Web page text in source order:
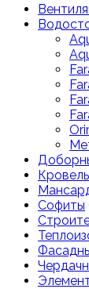
Софиты